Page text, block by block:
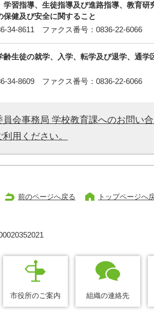
学習指導、生徒指導及び進路指導、教育研
保健及び安全に関すること
34-8611 ファクス番号：0836-22-6066
齢生徒の就学、入学、転学及び退学、通学
34-8609 ファクス番号：0836-22-6066
員会事務局 学校教育課へのお問い
用ください。
前のページへ戻る トップページへ
市役所のご案内 組織の連絡先